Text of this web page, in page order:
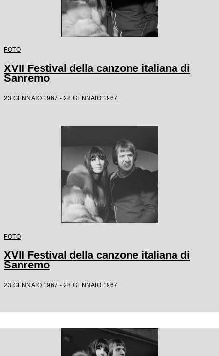
FOTO
XVII Festival della canzone italiana di
Sanremo
23 GENNAIO 1967 - 28 GENNAIO 1967
FOTO
XVII Festival della canzone italiana di
Sanremo
23 GENNAIO 1967 - 28 GENNAIO 1967